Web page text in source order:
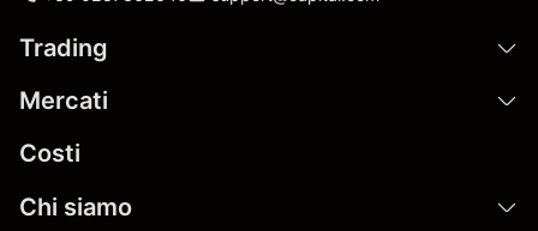
Trading
Mercati
Costi
Chi siamo